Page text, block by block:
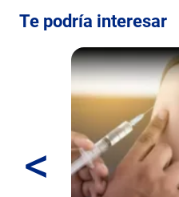
m
e
Te podría interesar
<